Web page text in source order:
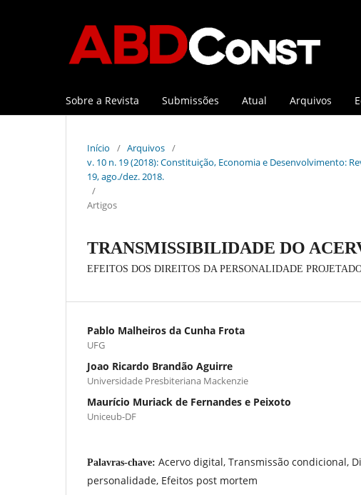
Sobre a Revista Submissões Atual Arquivos
Início / Arquivos /
v. 10 n. 19 (2018): Constituição, Economia e Desenvolvimento:
19, ago./dez. 2018.
/
Artigos
TRANSMISSIBILIDADE DO
EFEITOS DOS DIREITOS DA PERSONALIDADE
Pablo Malheiros da Cunha Frota
UFG
Joao Ricardo Brandão Aguirre
Universidade Presbiteriana Mackenzie
Maurício Muriack de Fernandes e Peixoto
Uniceub-DF
Palavras-chave: Acervo digital, Transmissão condicional,
personalidade, Efeitos post mortem